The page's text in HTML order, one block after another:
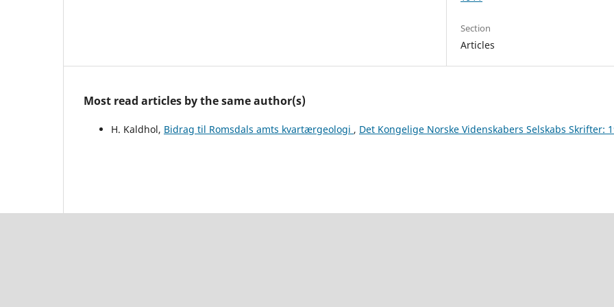
Section
Articles
Most read articles by the same author(s)
H. Kaldhol, Bidrag til Romsdals amts kvartærgeologi , Det Kongelige Norske Videnskabers Selskabs Skrifter: